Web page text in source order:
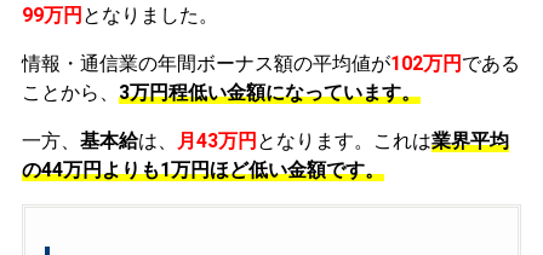
99万円 となりました。
情報・通信業の年間ボーナス額の平均値が102万円 である
ことから、 3万円程低い金額になっています。
一方、 基本給は、 月43万円 となります。これは業界平均
の44万円よりも1万円ほど低い金額です。